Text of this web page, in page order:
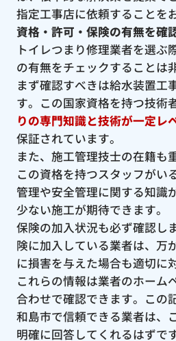
指定工事店に依頼することを
資格・許可・保険の有無を確
トイレつまり修理業者を選ぶ
の有無をチェックすることは
まず確認すべきは給水装置工
す。この国家資格を持つ技術
りの専門知識と技術が一定レ
保証されています。
また、施工管理技士の在籍も
この資格を持つスタッフがい
管理や安全管理に関する知識
少ない施工が期待できます。
保険の加入状況も必ず確認し
険に加入している業者は、万
に損害を与えた場合も適切に
これらの情報は業者のホーム
合わせで確認できます。この
和島市で信頼できる業者は、
明確に回答してくれるはずです